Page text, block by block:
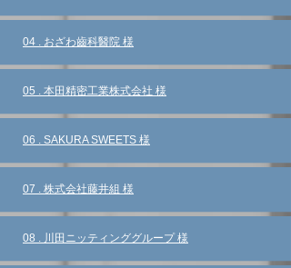
​04 . おざわ齒科醫院 様
​05 . 本田精密工業株式会社 様
​06 . SAKURA SWEETS 様
​07 . 株式会社藤井組 様
​08 . 川田ニッティンググループ 様